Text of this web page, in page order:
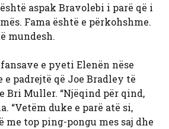
aspak Bravolebi i parë që i
Fama është e përkohshme.
mundesh.
e pyeti Elenën nëse
e padrejtë që Joe Bradley të
Bri Muller. “Njëqind për qind,
“Vetëm duke e parë atë si,
me top ping-pongu mes saj dhe